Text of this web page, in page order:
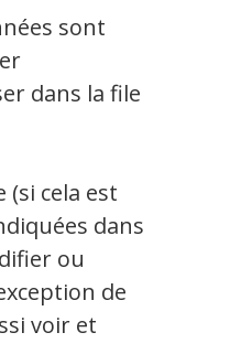
sont
dans la file
cela est
dans
ou
de
voir et